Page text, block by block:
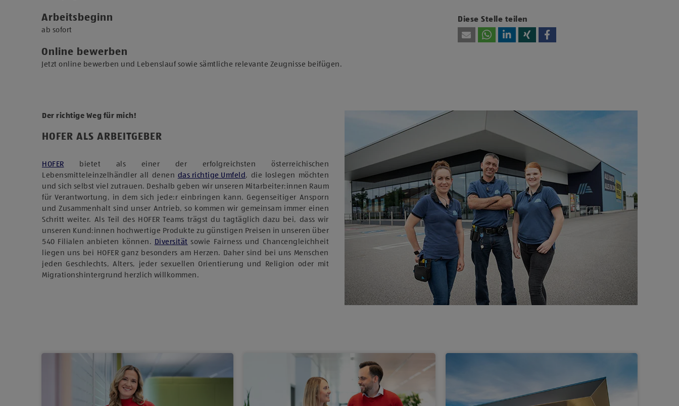
Arbeitsbeginn
​ab sofort​
Online bewerben
Jetzt online bewerben und Lebenslauf sowie sämtliche relevante Zeugnisse beifügen.
Diese Stelle teilen
HOFER ALS ARBEITGEBER
Der richtige Weg für mich!
HOFER bietet als einer der erfolgreichsten österreichischen
Lebensmitteleinzelhändler all denen das richtige Umfeld , die loslegen möchten
und sich selbst viel zutrauen. Deshalb geben wir unseren Mitarbeiter:innen Raum
für Verantwortung, in dem sich jede:r einbringen kann. Gegenseitiger Ansporn
und Zusammenhalt sind unser Antrieb, so kommen wir gemeinsam immer einen
Schritt weiter. Als Teil des HOFER Teams trägst du tagtäglich dazu bei, dass wir
unseren Kund:innen hochwertige Produkte zu günstigen Preisen in unseren über
540 Filialen anbieten können. Diversität sowie Fairness und Chancengleichheit
liegen uns bei HOFER ganz besonders am Herzen. Daher sind bei uns Menschen
jeden Geschlechts, Alters, jeder sexuellen Orientierung und Religion oder mit
Migrationshintergrund herzlich willkommen.